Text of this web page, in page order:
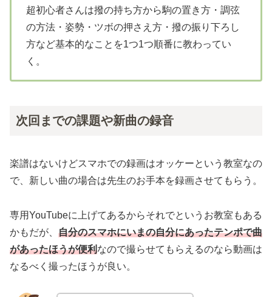
超初心者さんは撥の持ち方から駒の置き方・調弦
の方法・姿勢・ツボの押さえ方・撥の振り下ろし
方など基本的なことを1つ1つ順番に教わってい
く。
次回までの課題や新曲の録音
楽譜はないけどスマホでの録画はオッケーという教室なの
で、新しい曲の場合は先生のお手本を録画させてもらう。
専用YouTubeに上げてあるからそれでというお教室もある
かもだが、 自分のスマホにいまの自分にあったテンポで曲
があったほうが便利なので撮らせてもらえるのなら動画は
なるべく撮ったほうが良い。